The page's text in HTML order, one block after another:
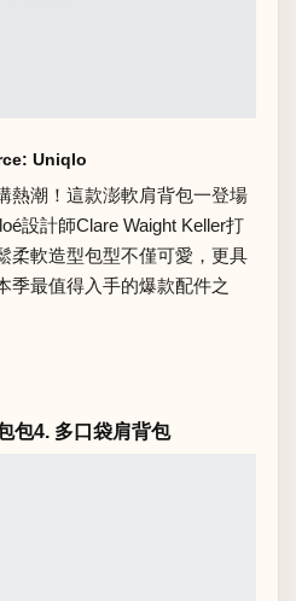
Uniqlo
熱潮！這款澎軟肩背包一登場
設計師Clare Waight Keller打
柔軟造型包型不僅可愛，更具
季最值得入手的爆款配件之
包4. 多口袋肩背包